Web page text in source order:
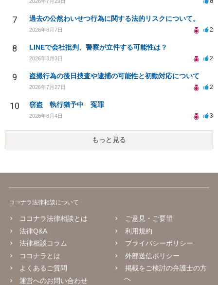
7 過去の公然わいせつ行為に関する法的リスクについて。
2026年8月7日 2
8 LINEで会社批判、警察が立件する可能性は？
2026年8月3日 2
9 盗撮行為の後日捜査や逮捕の可能性と初動対応について
2026年7月27日 2
10 窃盗 執行猶予中 冤罪
2026年8月4日 3
もっと見る
ココナラ法律相談について
ココナラ法律相談とは
法律Q&A
法律相談コラム
ココナラとは
よくあるご質問
運営へのお問い合わせ
ご意見・ご要望
利用規約
プライバシーポリシー
外部送信ポリシー
掲載をご検討の弁護士の方
へ